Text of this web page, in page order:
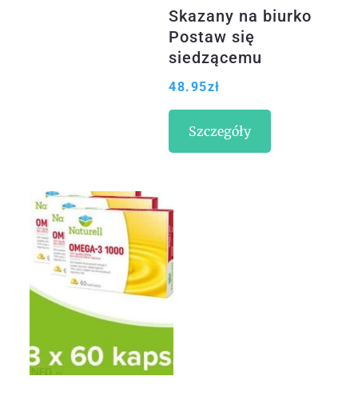
Skazany na biurko
Postaw się
siedzącemu
światu
48.95zł
Szczegóły